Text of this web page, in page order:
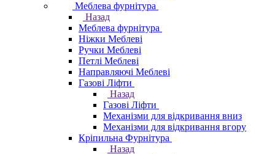
Меблева фурнітура
Назад
Меблева фурнітура
Ніжки Меблеві
Ручки Меблеві
Петлі Меблеві
Направляючі Меблеві
Газові Ліфти
Назад
Газові Ліфти
Механізми для відкривання вниз
Механізми для відкривання вгору
Кріпильна Фурнітура
Назад